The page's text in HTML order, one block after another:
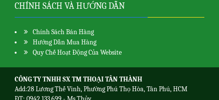
CHÍNH SÁCH VÀ HƯỚNG DẪN
Chính Sách Bán Hàng
Hướng Dẫn Mua Hàng
Quy Chế Hoạt Động Của Website
CÔNG TY TNHH SX TM THOẠI TÂN THÀNH
Add:28 Lương Thế Vinh, Phường Phú Thọ Hòa, Tân Phú, HCM